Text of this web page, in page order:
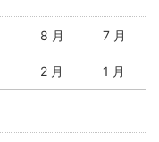
8 月 7 月
2 月 1 月